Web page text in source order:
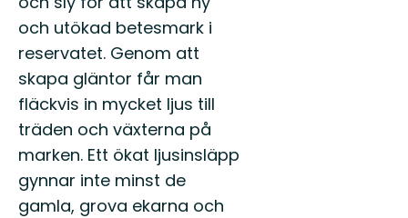
och utökad betesmark i
reservatet. Genom att
skapa gläntor får man
fläckvis in mycket ljus till
träden och växterna på
marken. Ett ökat ljusinsläpp
gynnar inte minst de
gamla, grova ekarna och